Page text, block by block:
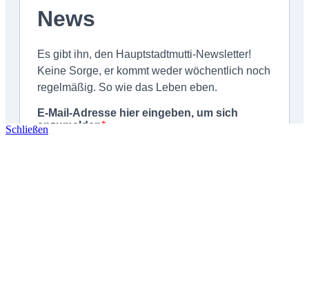
Schließen